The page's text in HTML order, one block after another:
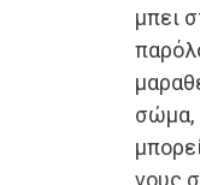
μπει
σώμα,
νους